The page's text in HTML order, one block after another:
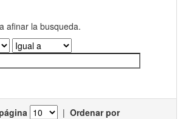
afinar la busqueda.
| Ordenar por